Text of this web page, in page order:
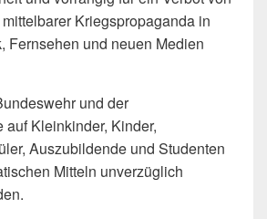
Kriegspropa­ganda in
Fernsehen und neuen Medien
und der
auf Kleinkinder, Kin­der,
Auszubildende und Studenten
Mitteln unverzüglich